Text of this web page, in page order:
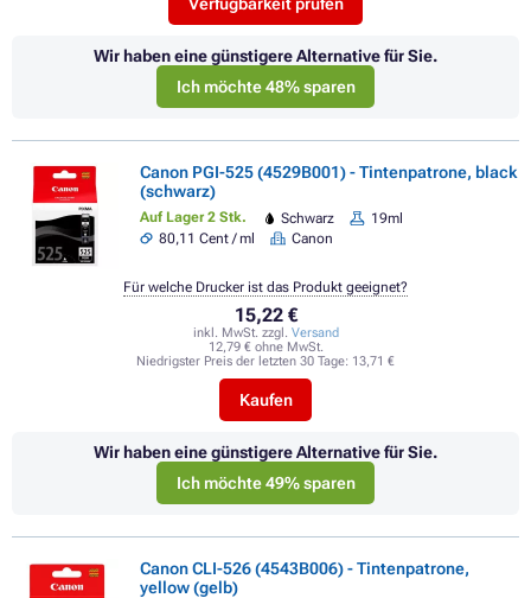
Wir haben eine günstigere Alternative für Sie.
Ich möchte 48% sparen
Canon PGI-525 (4529B001) - Tintenpatrone, black
(schwarz)
Auf Lager 2 Stk. Schwarz
19ml
80,11 Cent / ml
Canon
15,22 €
inkl. MwSt. zzgl. Versand
12,79 € ohne MwSt.
Niedrigster Preis der letzten 30 Tage: 13,71 €
Kaufen
Für welche Drucker ist das Produkt geeignet?
Wir haben eine günstigere Alternative für Sie.
Ich möchte 49% sparen
Canon CLI-526 (4543B006) - Tintenpatrone,
yellow (gelb)